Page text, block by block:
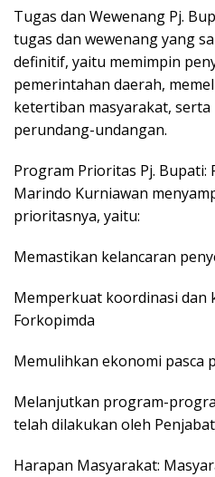
Tugas dan Wewenang Pj.
tugas dan wewenang yang
definitif, yaitu memimpin
pemerintahan daerah,
ketertiban masyarakat,
perundang-undangan.
Program Prioritas Pj. Bupati:
Marindo Kurniawan
prioritasnya, yaitu:
Memastikan kelancaran
Memperkuat koordinasi dan
Forkopimda
Memulihkan ekonomi pasca
Melanjutkan program-
telah dilakukan oleh
Harapan Masyarakat: